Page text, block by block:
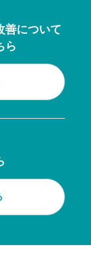
善について
ら